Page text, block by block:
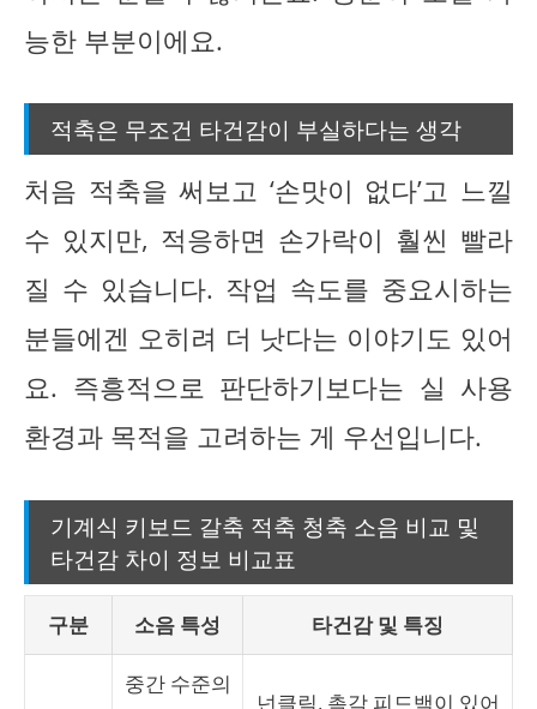
능한 부분이에요.
적축은 무조건 타건감이 부실하다는 생각
처음 적축을 써보고 ‘손맛이 없다’고 느낄
수 있지만, 적응하면 손가락이 훨씬 빨라
질 수 있습니다. 작업 속도를 중요시하는
분들에겐 오히려 더 낫다는 이야기도 있어
요. 즉흥적으로 판단하기보다는 실 사용
환경과 목적을 고려하는 게 우선입니다.
기계식 키보드 갈축 적축 청축 소음 비교 및
타건감 차이 정보 비교표
구분 소음 특성 타건감 및 특징
중간 수준의
넌클릭, 촉각 피드백이 있어